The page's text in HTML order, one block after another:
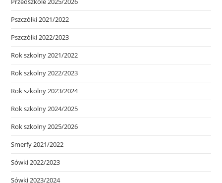
Pszczółki 2021/2022
Pszczółki 2022/2023
Rok szkolny 2021/2022
Rok szkolny 2022/2023
Rok szkolny 2023/2024
Rok szkolny 2024/2025
Rok szkolny 2025/2026
Smerfy 2021/2022
Sówki 2022/2023
Sówki 2023/2024